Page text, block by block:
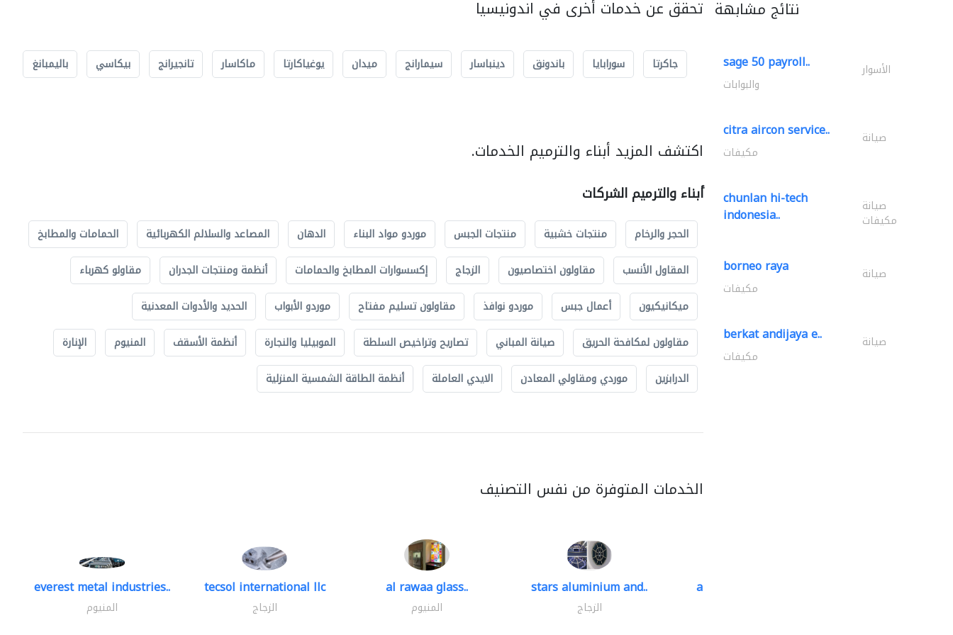
تحقق عن خدمات أخرى في اندونيسيا
جاكرتا سورابايا باندونق دينباسار سيمارانج ميدان يوغياكارتا ماكاسار تانجيرانج بيكاسي باليمبانغ
اكتشف المزيد أبناء والترميم الخدمات.
أبناء والترميم الشركات
الحجر والرخام منتجات خشبية منتجات الجبس موردو مواد البناء الدهان المصاعد والسلالم الكهربائية
الحمامات والمطابخ
المقاول الأنسب
مقاولون اختصاصيون الزجاج إكسسوارات المطابخ والحمامات أنظمة ومنتجات الجدران
مقاولو كهرباء
ميكانيكيون
أعمال جبس موردو نوافذ مقاولون تسليم مفتاح موردو الأبواب
الحديد والأدوات المعدنية
مقاولون لمكافحة الحريق
صيانة المباني تصاريح وتراخيص السلطة الموبيليا والنجارة أنظمة الأسقف المنيوم
الإنارة
الدرابزين
موردي ومقاولي المعادن الايدي العاملة أنظمة الطاقة الشمسية المنزلية
الخدمات المتوفرة من نفس التصنيف
everest metal industries..
المنيوم
tecsol international llc
الزجاج
al rawaa glass..
المنيوم
stars aluminium and..
الزجاج
al barary aluminum..
نتائج مشابهة
sage 50 payroll.. الأسوار
والبوابات
citra aircon service.. صيانة
مكيفات
chunlan hi-tech
indonesia.. صيانة
مكيفات
borneo raya صيانة
مكيفات
berkat andijaya e.. صيانة
مكيفات